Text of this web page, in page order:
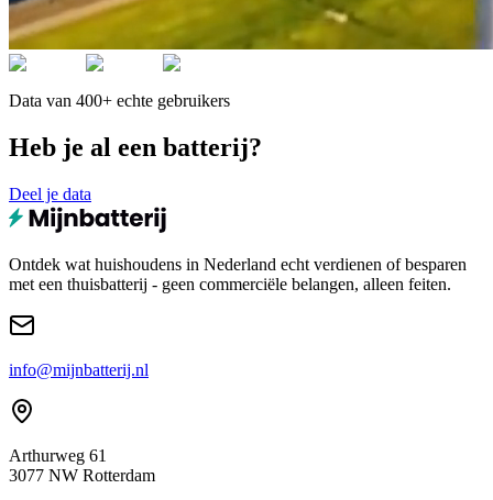
Data van 400+ echte gebruikers
Heb je al een batterij?
Deel je data
Ontdek wat huishoudens in Nederland echt verdienen of besparen
met een thuisbatterij - geen commerciële belangen, alleen feiten.
info@mijnbatterij.nl
Arthurweg 61
3077 NW Rotterdam